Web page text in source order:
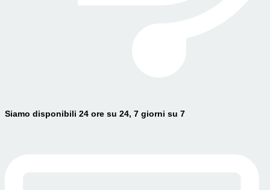
Siamo disponibili 24 ore su 24, 7 giorni su 7